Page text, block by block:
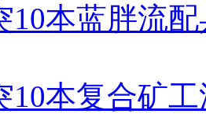
10本蓝胖流
10本复合矿